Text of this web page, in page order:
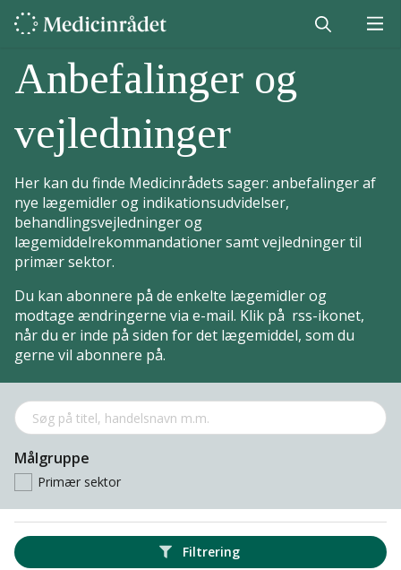
Anbefalinger og
vejledninger
Her kan du finde Medicinrådets sager: anbefalinger af
nye lægemidler og indikationsudvidelser,
behandlingsvejledninger og
lægemiddelrekommandationer samt vejledninger til
primær sektor.
Du kan abonnere på de enkelte lægemidler og
modtage ændringerne via e-mail. Klik på rss-ikonet,
når du er inde på siden for det lægemiddel, som du
gerne vil abonnere på.
Målgruppe
Primær sektor
Filtrering